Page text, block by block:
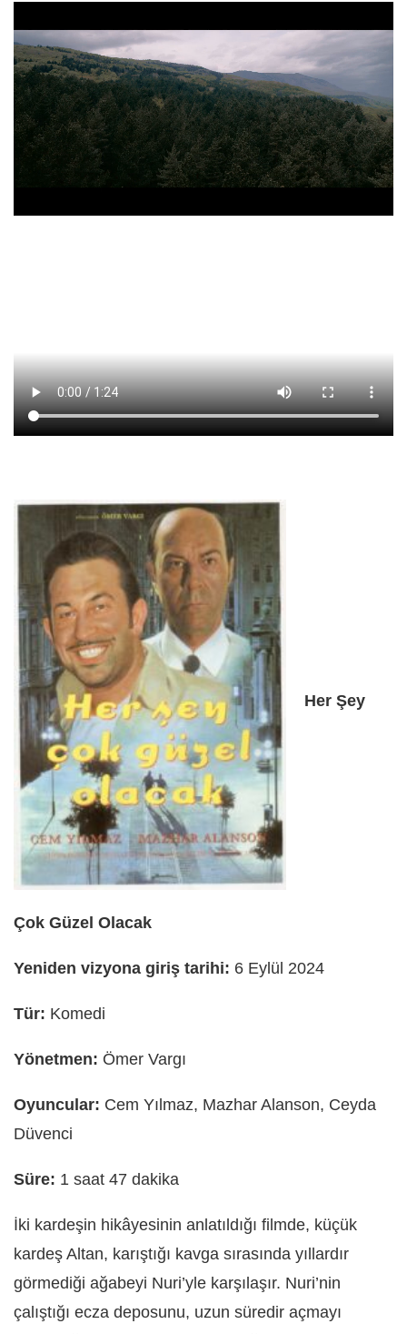
Her Şey
Çok Güzel Olacak
Yeniden vizyona giriş tarihi: 6 Eylül 2024
Tür: Komedi
Yönetmen: Ömer Vargı
Oyuncular: Cem Yılmaz, Mazhar Alanson, Ceyda
Düvenci
Süre: 1 saat 47 dakika
İki kardeşin hikâyesinin anlatıldığı filmde, küçük
kardeş Altan, karıştığı kavga sırasında yıllardır
görmediği ağabeyi Nuri’yle karşılaşır. Nuri’nin
çalıştığı ecza deposunu, uzun süredir açmayı